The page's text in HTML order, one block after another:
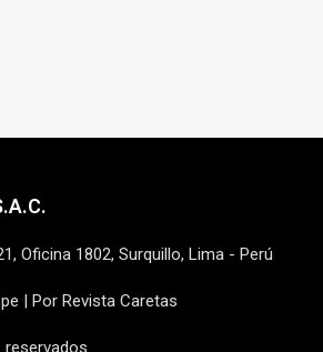
Oficina 1802, Surquillo, Lima - Perú
| Por Revista Caretas